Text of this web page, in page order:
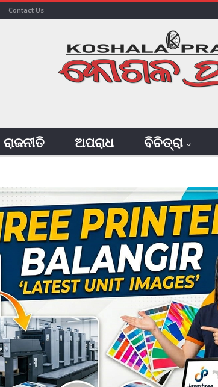
Contact Us
ରାଜନୀତି ଅପରାଧ ବିଚିତ୍ରା